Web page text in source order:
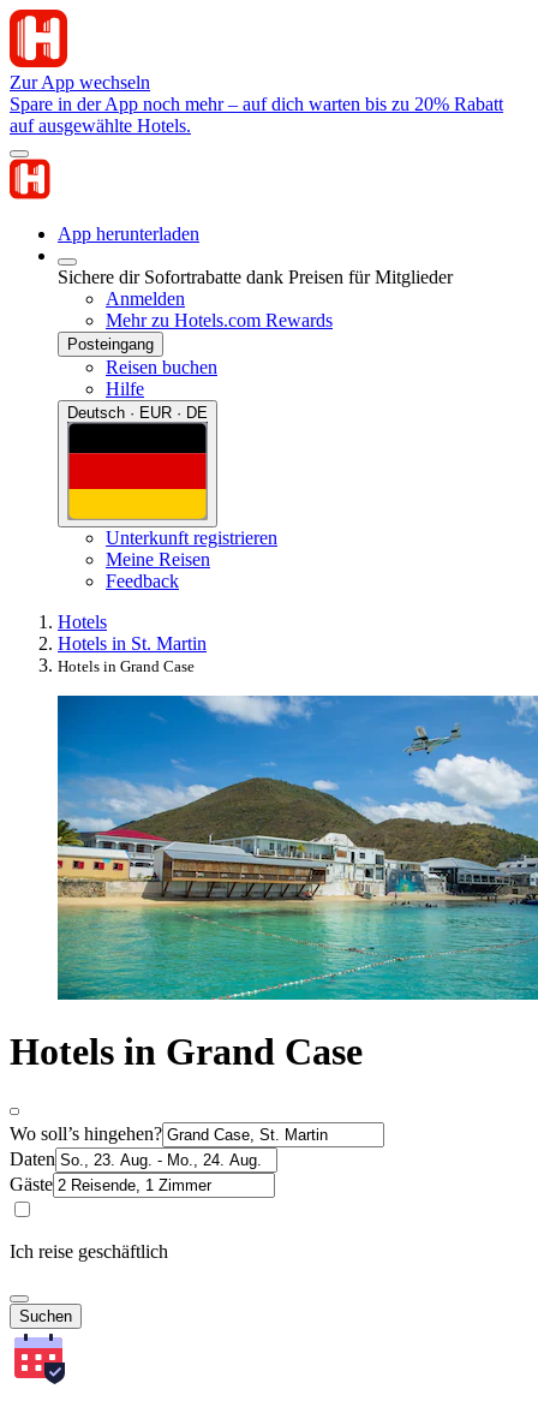
Zur App wechseln
Spare in der App noch mehr – auf dich warten bis zu 20% Rabatt
auf ausgewählte Hotels.
App herunterladen
Sichere dir Sofortrabatte dank Preisen für Mitglieder
Anmelden
Mehr zu Hotels.com Rewards
Posteingang
Reisen buchen
Hilfe
Deutsch · EUR · DE
Unterkunft registrieren
Meine Reisen
Feedback
Hotels
Hotels in St. Martin
Hotels in Grand Case
Hotels in Grand Case
Wo soll’s hingehen?
Daten
Gäste
Ich reise geschäftlich
Suchen